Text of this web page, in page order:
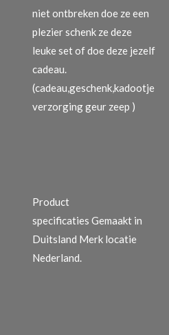
niet ontbreken doe ze een
plezier schenk ze deze
leuke set of doe deze jezelf
cadeau.
(cadeau,geschenk,kadootje
verzorging geur zeep )
Product
specificaties Gemaakt in
Duitsland Merk locatie
Nederland.